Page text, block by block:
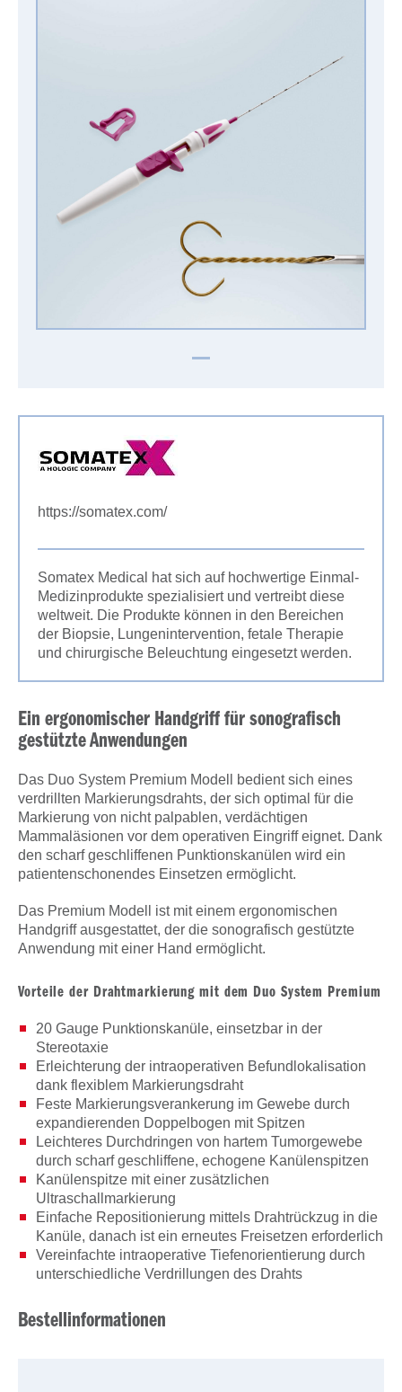
https://somatex.com/
Somatex Medical hat sich auf hochwertige Einmal-
Medizinprodukte spezialisiert und vertreibt diese
weltweit. Die Produkte können in den Bereichen
der Biopsie, Lungenintervention, fetale Therapie
und chirurgische Beleuchtung eingesetzt werden.
Ein ergonomischer Handgriff für sonografisch
gestützte Anwendungen
Das Duo System Premium Modell bedient sich eines
verdrillten Markierungsdrahts, der sich optimal für die
Markierung von nicht palpablen, verdächtigen
Mammaläsionen vor dem operativen Eingriff eignet. Dank
den scharf geschliffenen Punktionskanülen wird ein
patientenschonendes Einsetzen ermöglicht.
Das Premium Modell ist mit einem ergonomischen
Handgriff ausgestattet, der die sonografisch gestützte
Anwendung mit einer Hand ermöglicht.
Vorteile der Drahtmarkierung mit dem Duo System Premium
20 Gauge Punktionskanüle, einsetzbar in der
Stereotaxie
Erleichterung der intraoperativen Befundlokalisation
dank flexiblem Markierungsdraht
Feste Markierungsverankerung im Gewebe durch
expandierenden Doppelbogen mit Spitzen
Leichteres Durchdringen von hartem Tumorgewebe
durch scharf geschliffene, echogene Kanülenspitzen
Kanülenspitze mit einer zusätzlichen
Ultraschallmarkierung
Einfache Repositionierung mittels Drahtrückzug in die
Kanüle, danach ist ein erneutes Freisetzen erforderlich
Vereinfachte intraoperative Tiefenorientierung durch
unterschiedliche Verdrillungen des Drahts
Bestellinformationen